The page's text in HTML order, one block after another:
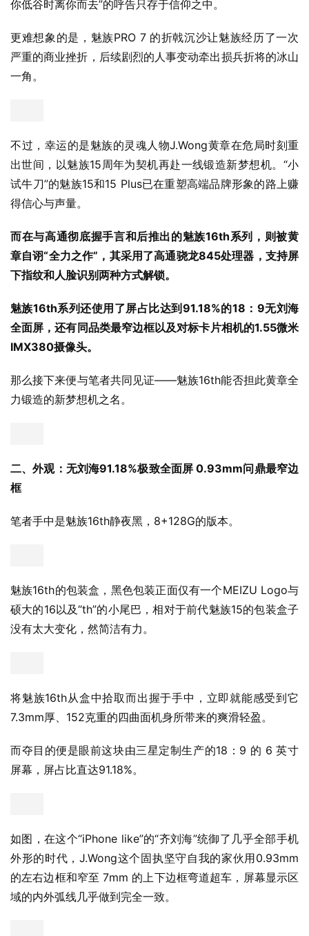
你低谷时离你而去”的呼告只存于信仰之中。
更难想象的是，魅族PRO 7 的折戟沉沙让魅族经历了一次
严重的商业挫折，后续剧烈的人事变动牵出损兵折将的冰山
一角。
不过，幸运的是魅族的灵魂人物J.Wong黄章在危局时刻重
出世间，以魅族15周年为契机再赴一线锻造新梦想机。“小
试牛刀”的魅族15和15 Plus已在重塑高端品牌形象的路上赚
得信心与声量。
而在与高通彻底握手言和后推出的魅族16th系列，则被黄
章自诩“全力之作”，其采用了高通骁龙845处理器，支持屏
下指纹和人脸识别两种方式解锁。
魅族16th系列还使用了屏占比达到91.18%的18：9无刘海
全面屏，还有同品类最窄边框以及对标卡片相机的1.55微米
IMX380摄像头。
那么接下来便与笔者共同见证——魅族16th能否担此黄章全
力锻造的新梦想机之名。
二、外观：无刘海91.18%极致全面屏 0.93mm问鼎最窄边
框
笔者手中是魅族16th静夜黑，8+128G的版本。
魅族16th的包装盒，黑色包装正面仅有一个MEIZU Logo与
硕大的16以及“th”的小尾巴，相对于前代魅族15的包装盒子
没有太大变化，然简洁有力。
将魅族16th从盒中拾取而出握于手中，立即就能感受到它
7.3mm厚、152克重的四曲面机身所带来的爽滑轻盈。
而夺目的便是眼前这块由三星定制生产的18：9 的 6 英寸
屏幕，屏占比直达91.18%。
如图，在这个“iPhone like”的“齐刘海”统御了几乎全部手机
外形的时代，J.Wong这个固执坚守自我的家伙用0.93mm
的左右边框和窄至 7mm 的上下边框弯道超车，屏幕显示区
域的内外弧线几乎做到完全一致。